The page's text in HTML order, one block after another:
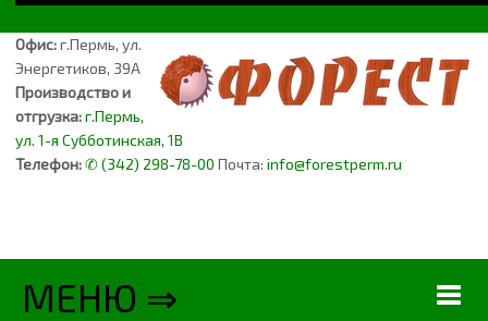
Офис:г.Пермь, ул.
Энергетиков, 39А
Производство и
отгрузка:г.Пермь,
ул. 1-я Субботинская, 1В
Телефон:✆ (342) 298-78-00 Почта: info@forestperm.ru
МЕНЮ ⇒